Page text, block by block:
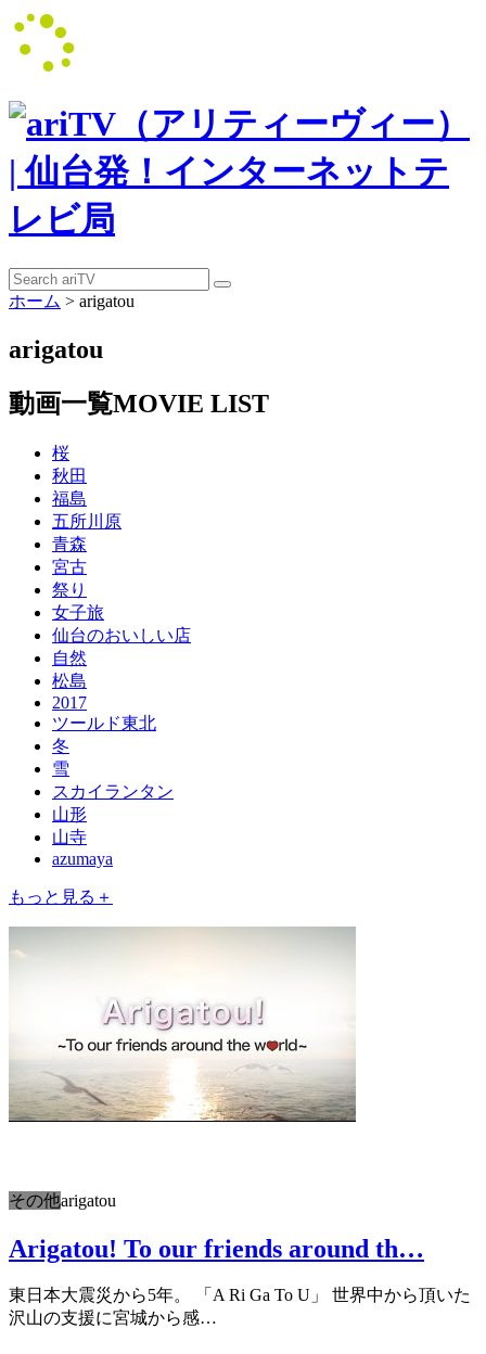
ホーム > arigatou
arigatou
動画一覧MOVIE LIST
桜
秋田
福島
五所川原
青森
宮古
祭り
女子旅
仙台のおいしい店
自然
松島
2017
ツールド東北
冬
雪
スカイランタン
山形
山寺
azumaya
もっと見る＋
その他arigatou
Arigatou! To our friends around th…
東日本大震災から5年。 「A Ri Ga To U」 世界中から頂いた
沢山の支援に宮城から感…